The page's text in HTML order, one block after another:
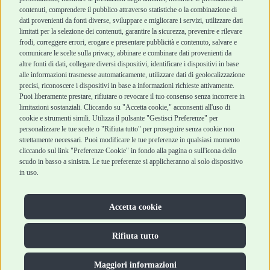
contenuti, comprendere il pubblico attraverso statistiche o la combinazione di
dati provenienti da fonti diverse, sviluppare e migliorare i servizi, utilizzare dati
limitati per la selezione dei contenuti, garantire la sicurezza, prevenire e rilevare
frodi, correggere errori, erogare e presentare pubblicità e contenuto, salvare e
comunicare le scelte sulla privacy, abbinare e combinare dati provenienti da
altre fonti di dati, collegare diversi dispositivi, identificare i dispositivi in base
alle informazioni trasmesse automaticamente, utilizzare dati di geolocalizzazione
precisi, riconoscere i dispositivi in base a informazioni richieste attivamente.
Puoi liberamente prestare, rifiutare o revocare il tuo consenso senza incorrere in
limitazioni sostanziali. Cliccando su "Accetta cookie," acconsenti all'uso di
cookie e strumenti simili. Utilizza il pulsante "Gestisci Preferenze" per
personalizzare le tue scelte o "Rifiuta tutto" per proseguire senza cookie non
strettamente necessari. Puoi modificare le tue preferenze in qualsiasi momento
cliccando sul link "Preferenze Cookie" in fondo alla pagina o sull'icona dello
scudo in basso a sinistra. Le tue preferenze si applicheranno al solo dispositivo
in uso.
Accetta cookie
Rifiuta tutto
Maggiori informazioni
Marchi
Blog
Assistenza Robinson
Pet Shop
Offerte
Promozioni
Recensioni Feedaty
Cashback
Metodi di
pagamento
Recesso e Reso
Spedizioni
Robinson Pet Shop S.r.l.
Via V. Giovanni Schiaparelli, 21 – 47122 Forlì (FC)
P.iva 04095130409 | REA: FO 329541
info@robinsonpetshop.it | Tel. 0543 096850
Copyright © 2025 Robinsonpetshop.it s.r.l. – Tutti i diritti
Privacy Policy|Cookie Policy